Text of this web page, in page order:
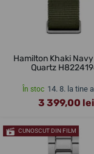
Hamilton Khaki
Quartz
În stoc 14. 8. la tine
3 399,00 lei
CUNOSCUT DIN FILM